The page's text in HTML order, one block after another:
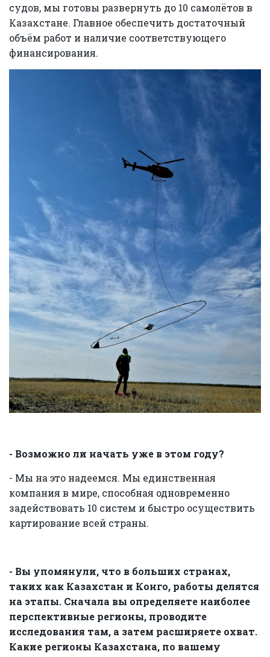
судов, мы готовы развернуть до 10 самолётов в
Казахстане. Главное обеспечить достаточный
объём работ и наличие соответствующего
финансирования.
- Возможно ли начать уже в этом году?
- Мы на это надеемся. Мы единственная
компания в мире, способная одновременно
задействовать 10 систем и быстро осуществить
картирование всей страны.
- Вы упомянули, что в больших странах,
таких как Казахстан и Конго, работы делятся
на этапы. Сначала вы определяете наиболее
перспективные регионы, проводите
исследования там, а затем расширяете охват.
Какие регионы Казахстана, по вашему